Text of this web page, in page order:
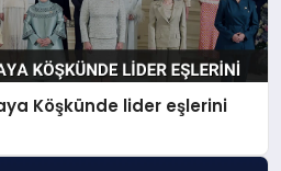
Köşkünde lider eşlerini